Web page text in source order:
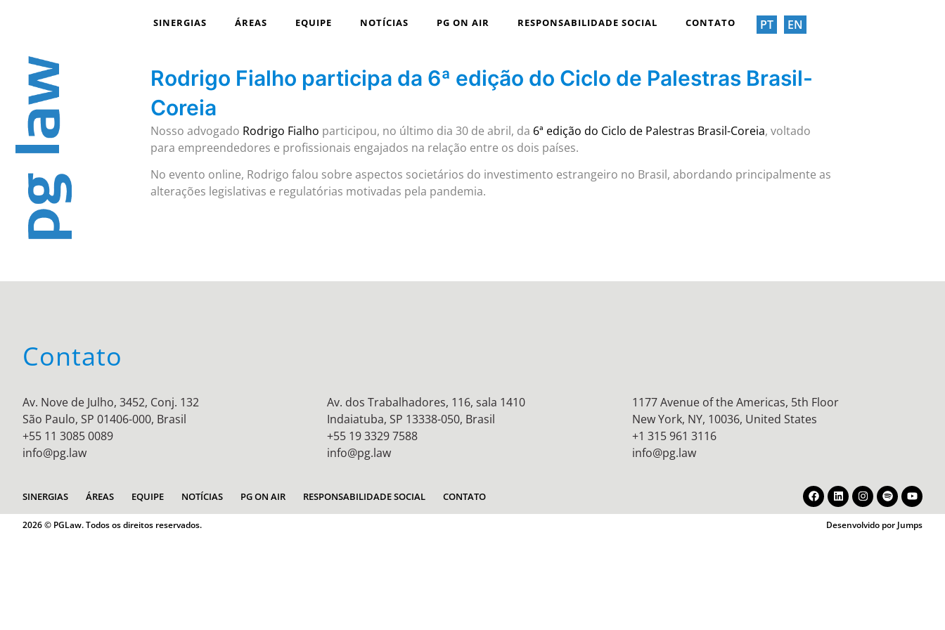
SINERGIAS ÁREAS EQUIPE NOTÍCIAS PG ON AIR RESPONSABILIDADE SOCIAL CONTATO PT EN
Rodrigo Fialho participa da 6ª edição do Ciclo de Palestras Brasil-
Coreia
Nosso advogado Rodrigo Fialho participou, no último dia 30 de abril, da 6ª edição do Ciclo de Palestras Brasil-Coreia, voltado
para empreendedores e profissionais engajados na relação entre os dois países.
No evento online, Rodrigo falou sobre aspectos societários do investimento estrangeiro no Brasil, abordando principalmente as
alterações legislativas e regulatórias motivadas pela pandemia.
Contato
Av. Nove de Julho, 3452, Conj. 132
São Paulo, SP 01406-000, Brasil
+55 11 3085 0089
info@pg.law
Av. dos Trabalhadores, 116, sala 1410
Indaiatuba, SP 13338-050, Brasil
+55 19 3329 7588
info@pg.law
1177 Avenue of the Americas, 5th Floor
New York, NY, 10036, United States
+1 315 961 3116
info@pg.law
SINERGIAS ÁREAS EQUIPE NOTÍCIAS PG ON AIR RESPONSABILIDADE SOCIAL CONTATO
2026 © PGLaw. Todos os direitos reservados. Desenvolvido por Jumps